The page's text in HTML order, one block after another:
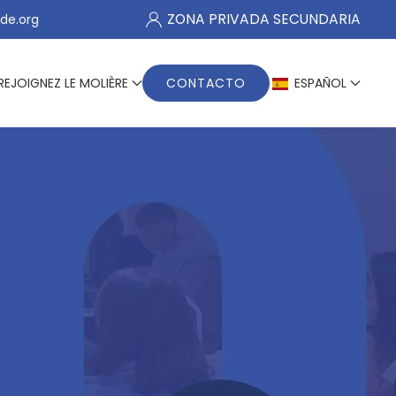
ZONA PRIVADA SECUNDARIA
LE MOLIÈRE CONTACTO ESPAÑOL